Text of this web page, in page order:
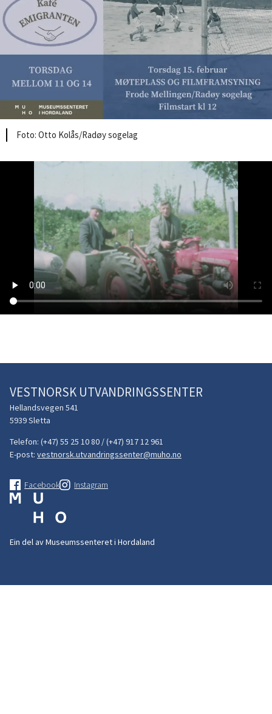
Otto Kolås/Radøy sogelag
VESTNORSK UTVANDRINGSSENTER
Hellandsvegen 541
5939 Sletta
Telefon: (+47) 55 25 10 80 / (+47) 917 12 961
E-post: vestnorsk.utvandringssenter@muho.no
Facebook Instagram
Ein del av Museumssenteret i Hordaland